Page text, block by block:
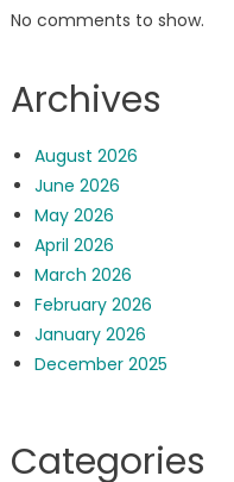
No comments to show.
Archives
August 2026
June 2026
May 2026
April 2026
March 2026
February 2026
January 2026
December 2025
Categories